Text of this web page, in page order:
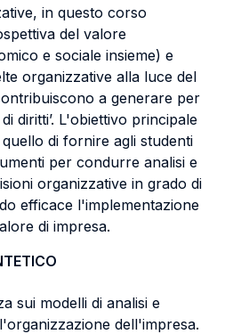
in questo corso
del valore
e sociale insieme) e
organizzative alla luce del
a generare per
diritti’. L'obiettivo principale
di fornire agli studenti
per condurre analisi e
organizzative in grado di
efficace l'implementazione
di impresa.
sui modelli di analisi e
dell'impresa.